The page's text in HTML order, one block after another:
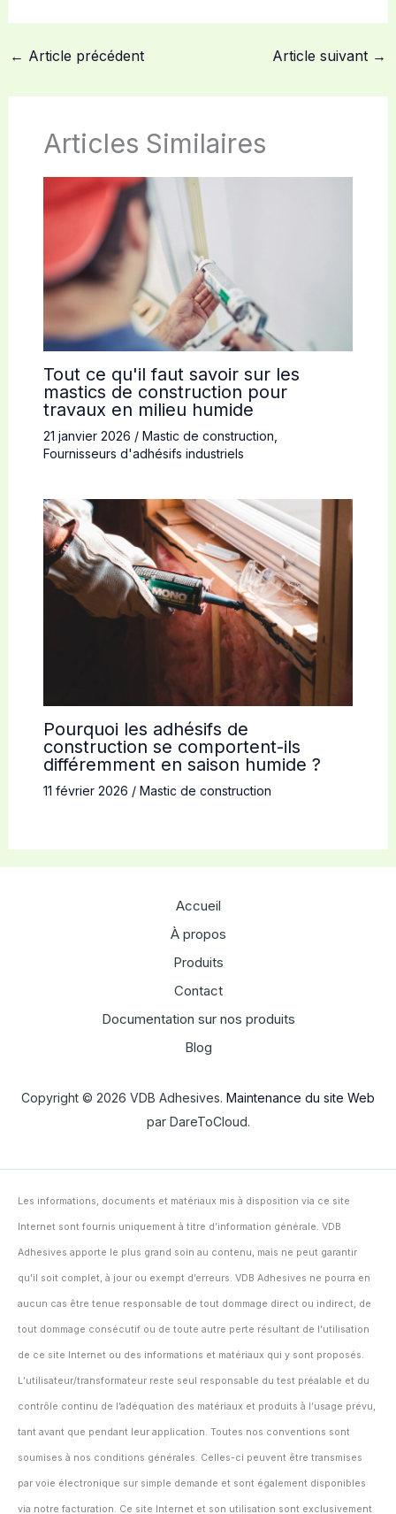
← Article précédent Article suivant →
Articles Similaires
Tout ce qu'il faut savoir sur les
mastics de construction pour
travaux en milieu humide
21 janvier 2026 / Mastic de construction
Fournisseurs d'adhésifs industriels
Pourquoi les adhésifs de
construction se comportent-ils
différemment en saison humide ?
11 février 2026 / Mastic de construction
Accueil
À propos
Produits
Contact
Documentation sur nos produits
Blog
Copyright © 2026 VDB Adhesives. Maintenance du site Web
par DareToCloud.
Les informations, documents et matériaux mis à disposition via ce site
Internet sont fournis uniquement à titre d’information générale. VDB
Adhesives apporte le plus grand soin au contenu, mais ne peut garantir
qu’il soit complet, à jour ou exempt d’erreurs. VDB Adhesives ne pourra en
aucun cas être tenue responsable de tout dommage direct ou indirect, de
tout dommage consécutif ou de toute autre perte résultant de l’utilisation
de ce site Internet ou des informations et matériaux qui y sont proposés.
L’utilisateur/transformateur reste seul responsable du test préalable et du
contrôle continu de l’adéquation des matériaux et produits à l’usage prévu,
tant avant que pendant leur application. Toutes nos conventions sont
soumises à nos conditions générales. Celles-ci peuvent être transmises
par voie électronique sur simple demande et sont également disponibles
via notre facturation. Ce site Internet et son utilisation sont exclusivement